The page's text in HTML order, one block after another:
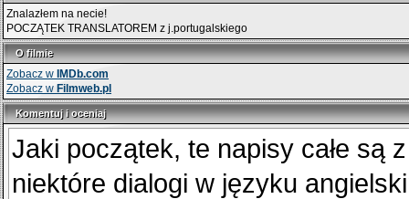
Znalazłem na necie!
POCZĄTEK TRANSLATOREM z j.portugalskiego
O filmie
O filmie
Zobacz w IMDb.com
Zobacz w Filmweb.pl
Komentuj i oceniaj
Komentuj i oceniaj
Jaki początek, te napisy całe są
niektóre dialogi w języku